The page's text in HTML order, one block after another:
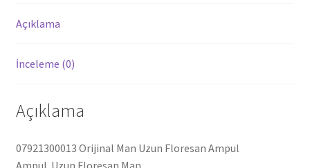
Açıklama
İnceleme (0)
Açıklama
07921300013 Orijinal Man Uzun Floresan Ampul
Ampul. Uzun Floresan Man